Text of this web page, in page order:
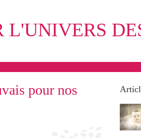
L'UNIVERS
pour nos